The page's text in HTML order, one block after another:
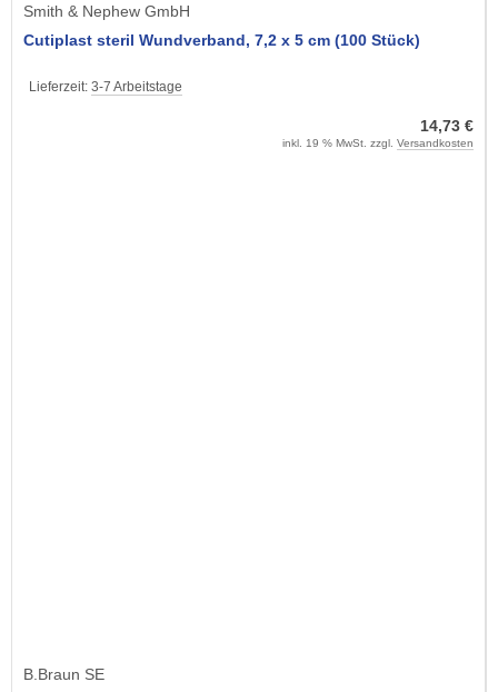
Smith & Nephew GmbH
Cutiplast steril Wundverband, 7,2 x 5 cm (100 Stück)
Lieferzeit: 3-7 Arbeitstage
14,73 €
inkl. 19 % MwSt. zzgl. Versandkosten
B.Braun SE